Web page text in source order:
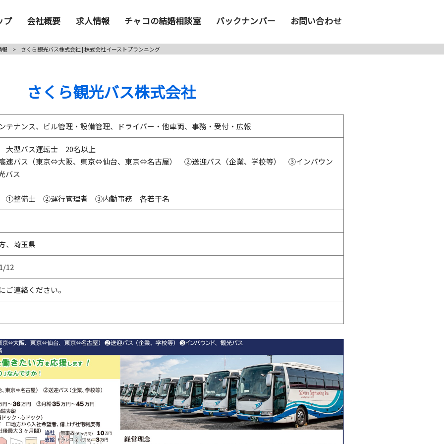
プ 会社概要 求人情報 チャコの結婚相談室 バックナンバー お問い合わせ
報 > さくら観光バス株式会社 | 株式会社イーストプランニング
さくら観光バス株式会社
テナンス、ビル管理・設備管理、ドライバー・他車両、事務・受付・広報
大型バス運転士 20名以上
速バス（東京⇔大阪、東京⇔仙台、東京⇔名古屋） ②送迎バス（企業、学校等） ③インバウン
バス
①整備士 ②運行管理者 ③内勤事務 各若干名
、埼玉県
12
ご連絡ください。